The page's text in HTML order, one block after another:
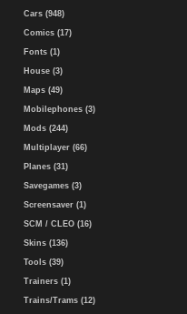
Cars (948)
Comics (17)
Fonts (1)
House (3)
Maps (49)
Mobilephones (3)
Mods (244)
Multiplayer (66)
Planes (31)
Savegames (3)
Screensaver (1)
SCM / CLEO (16)
Skins (136)
Tools (39)
Trainers (1)
Trains/Trams (12)